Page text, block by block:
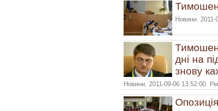
Новини.
дні на
знову
Новини. 2011-09-06 13:52:00.